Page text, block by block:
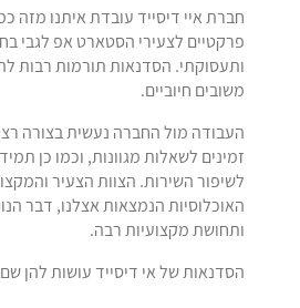
חברת איי דיסייד עובדת איתנו מזה
פרקטיים לצעירי הסטארט אפ לגבי
ותעסוקתי. הסדנאות תורמות רבות
משובים חיוביים.
העבודה מול החברה נעשית בצורה
זמינים לשאלות מגוונות, וכמו כן
לשיפור השירות. הצוות הצעיר
האוכלוסיות הנמצאות אצלנו, דבר
ותחושת מקצועיות רבה.
הסדנאות של אי דיסייד עושות להן